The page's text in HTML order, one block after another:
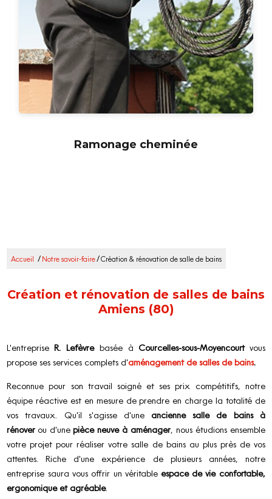
Ramonage cheminée
Accueil /Notre savoir-faire/Création & rénovation de salle de bains
Création et rénovation de salles de bains
Amiens (80)
L'entrepriseR. Lefèvrebasée à Courcelles-sous-Moyencourtvous
propose ses services complets d'aménagement de salles de bains.
Reconnue pour son travail soigné et ses prix compétitifs, notre
équipe réactive est en mesure de prendre en charge la totalité de
vos travaux. Qu'il s'agisse d'une ancienne salle de bains à
rénoverou d'unepièce neuve à aménager, nous étudions ensemble
votre projet pour réaliser votre salle de bains au plus près de vos
attentes. Riche d'une expérience de plusieurs années, notre
entreprise saura vous offrir un véritable espace de vie confortable,
ergonomique et agréable.